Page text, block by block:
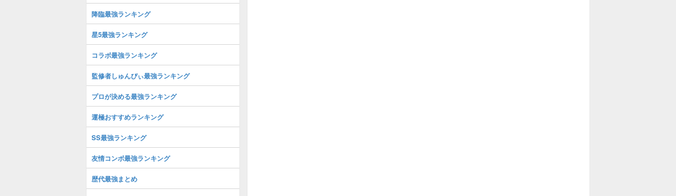
降臨最強ランキング
星5最強ランキング
コラボ最強ランキング
監修者しゅんぴぃ最強ランキング
プロが決める最強ランキング
運極おすすめランキング
SS最強ランキング
友情コンボ最強ランキング
歴代最強まとめ